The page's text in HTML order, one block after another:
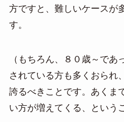
方ですと、難しいケースが
す。
（もちろん、８０歳～であ
されている方も多くおられ
誇るべきことです。あくま
い方が増えてくる、という